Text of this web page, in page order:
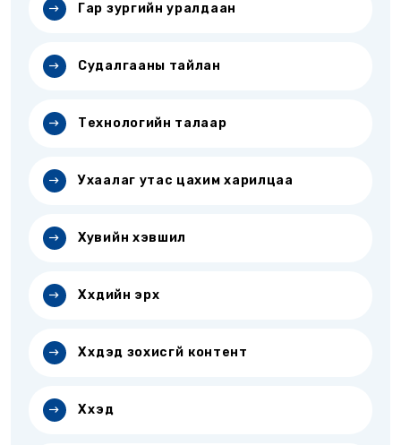
Гар зургийн уралдаан
Судалгааны тайлан
Технологийн талаар
Ухаалаг утас цахим харилцаа
Хувийн хэвшил
Хүүхдийн эрх
Хүүхдэд зохисгүй контент
Хүүхэд